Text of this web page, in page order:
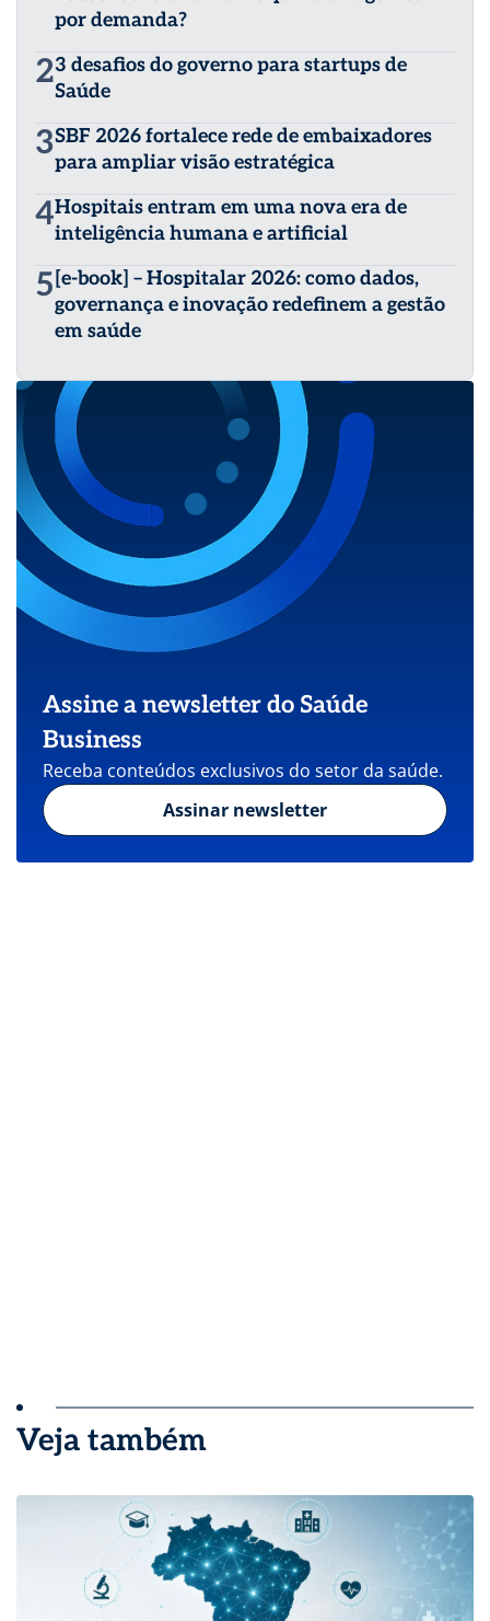
por demanda?
23 desafios do governo para startups de
Saúde
3SBF 2026 fortalece rede de embaixadores
para ampliar visão estratégica
4Hospitais entram em uma nova era de
inteligência humana e artificial
5 [e-book] – Hospitalar 2026: como dados,
governança e inovação redefinem a gestão
em saúde
Assine a newsletter do Saúde
Business
Receba conteúdos exclusivos do setor da saúde.
Assinar newsletter
Veja também